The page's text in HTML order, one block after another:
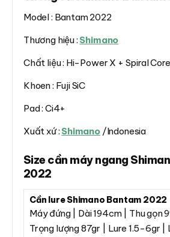
Model : Bantam 2022
Thương hiệu : Shimano
Chất liệu : Hi-Power X + Spiral Core
Khoen : Fuji SiC
Pad : Ci4+
Xuất xứ : Shimano/Indonesia
Size cần máy ngang
2022
Cần lure Shimano Bantam
Máy đứng | Dài 194cm | Thu gọn
Trọng lượng 87gr | Lure 1.5-6gr